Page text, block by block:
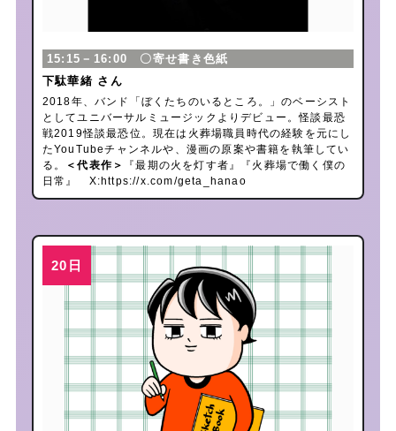
15:15－16:00 〇寄せ書き色紙
下駄華緒 さん
2018年、バンド「ぼくたちのいるところ。」のベーシスト
としてユニバーサルミュージックよりデビュー。怪談最恐
戦2019怪談最恐位。現在は火葬場職員時代の経験を元にし
たYouTubeチャンネルや、漫画の原案や書籍を執筆してい
る。
＜代表作＞
『最期の火を灯す者』『火葬場で働く僕の
日常』 X:https://x.com/geta_hanao